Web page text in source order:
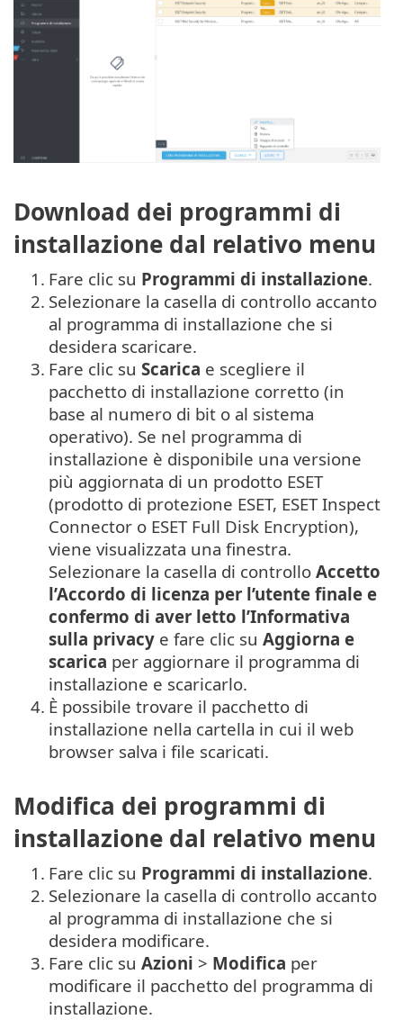
Download dei programmi di
installazione dal relativo menu
1. Fare clic su Programmi di installazione.
2. Selezionare la casella di controllo accanto
al programma di installazione che si
desidera scaricare.
3. Fare clic su Scarica e scegliere il
pacchetto di installazione corretto (in
base al numero di bit o al sistema
operativo). Se nel programma di
installazione è disponibile una versione
più aggiornata di un prodotto ESET
(prodotto di protezione ESET, ESET Inspect
Connector o ESET Full Disk Encryption),
viene visualizzata una finestra.
Selezionare la casella di controllo Accetto
l’Accordo di licenza per l’utente finale e
confermo di aver letto l’Informativa
sulla privacy e fare clic su Aggiorna e
scarica per aggiornare il programma di
installazione e scaricarlo.
4. È possibile trovare il pacchetto di
installazione nella cartella in cui il web
browser salva i file scaricati.
Modifica dei programmi di
installazione dal relativo menu
1. Fare clic su Programmi di installazione.
2. Selezionare la casella di controllo accanto
al programma di installazione che si
desidera modificare.
3. Fare clic su Azioni > Modifica per
modificare il pacchetto del programma di
installazione.